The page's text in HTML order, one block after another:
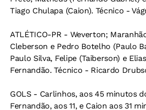
Tiago Chulapa (Caion). Técnico -
ATLÉTICO-PR - Weverton;
Cleberson e Pedro Botelho (Paulo
Paulo Silva, Felipe (Taiberson) e
Fernandão. Técnico - Ricardo
GOLS - Carlinhos, aos 45 minutos
Fernandão, aos 11, e Caion aos 31